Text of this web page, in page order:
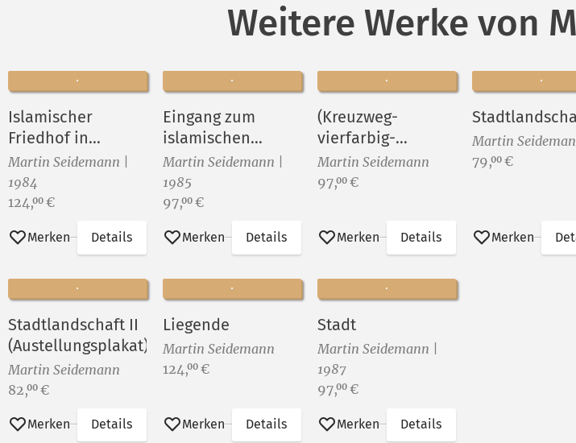
Weitere Werke von
Islamischer
Friedhof in
Samarkand
(Zustand)
Martin Seidemann |
1984
Preis:
124,00 €
Merken Details
Eingang zum
islamischen
Friedhof in
Samarkand
Martin Seidemann |
1985
Preis:
97,00 €
Merken Details
(Kreuzweg-
vierfarbig-
Varianten)
Martin Seidemann
Preis:
97,00 €
Merken Details
Martin
Preis:
79,00 €
Merken
Stadtlandschaft II
(Austellungsplakat)
Martin Seidemann
Preis:
82,00 €
Merken Details
Liegende
Martin Seidemann
Preis:
124,00 €
Merken Details
Stadt
Martin Seidemann |
1987
Preis:
97,00 €
Merken Details